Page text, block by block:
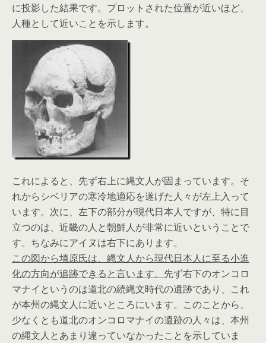
に投影した結果です。プロットされた位置が近いほど、
人種として近いことを示します。
これによると、先ず右上に縄文人が固まっています。そ
れからシベリアの寒冷地適応を遂げた人々が左上入って
います。次に、左下の部分が現代日本人ですが、特に目
立つのは、近畿の人と朝鮮人が非常に近いということで
す。ちなみにアイヌは右下にあります。
この図から埴原氏は、縄文人から現代日本人に至る小進
化の方向が追跡できると言います。 先ず右下のオンコロ
マナイというのは道北の続縄文時代の遺跡であり、これ
が本州の縄文人に近いところにいます。このことから、
少なくとも道北のオンコロマナイの遺跡の人々は、本州
の縄文人とあまり違っていなかったことを示していま